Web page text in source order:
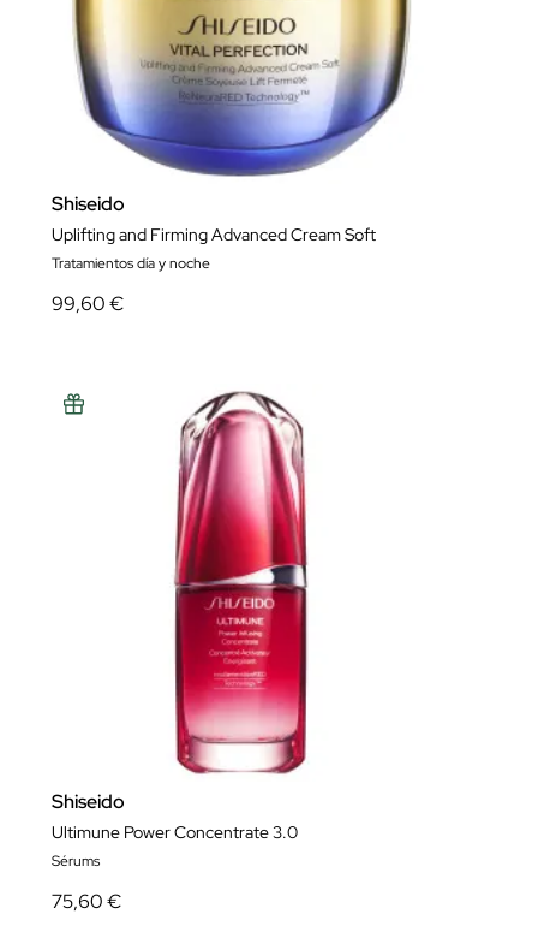
Shiseido
Uplifting and Firming Advanced Cream Soft
Tratamientos día y noche
99,60 €
Shiseido
Ultimune Power Concentrate 3.0
Sérums
75,60 €